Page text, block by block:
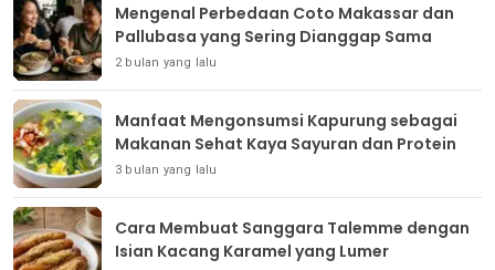
Mengenal Perbedaan Coto Makassar dan
Pallubasa yang Sering Dianggap Sama
2 bulan yang lalu
Manfaat Mengonsumsi Kapurung sebagai
Makanan Sehat Kaya Sayuran dan Protein
3 bulan yang lalu
Cara Membuat Sanggara Talemme dengan
Isian Kacang Karamel yang Lumer